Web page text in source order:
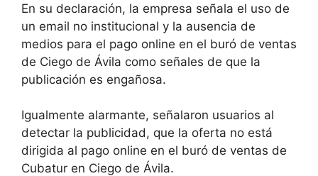
En su declaración, la empresa señala el uso de
un email no institucional y la ausencia de
medios para el pago online en el buró de ventas
de Ciego de Ávila como señales de que la
publicación es engañosa.
Igualmente alarmante, señalaron usuarios al
detectar la publicidad, que la oferta no está
dirigida al pago online en el buró de ventas de
Cubatur en Ciego de Ávila.